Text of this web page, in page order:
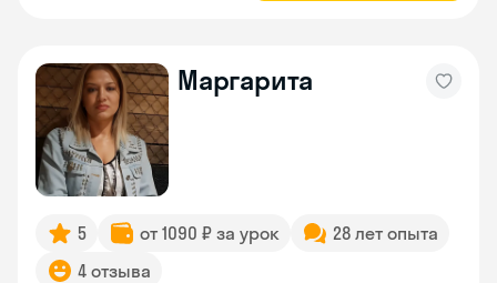
Маргарита
5 от 1090 ₽ за урок
28 лет опыта
4 отзыва